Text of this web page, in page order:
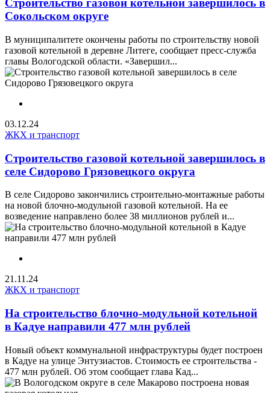
Строительство газовой котельной завершилось в
Сокольском округе
В муниципалитете окончены работы по строительству новой
газовой котельной в деревне Литеге, сообщает пресс-служба
главы Вологодской области. «Завершил...
03.12.24
ЖКХ и транспорт
Строительство газовой котельной завершилось в
селе Сидорово Грязовецкого округа
В селе Сидорово закончились строительно-монтажные работы
на новой блочно-модульной газовой котельной. На ее
возведение направлено более 38 миллионов рублей и...
21.11.24
ЖКХ и транспорт
На строительство блочно-модульной котельной
в Кадуе направили 477 млн рублей
Новый объект коммунальной инфраструктуры будет построен
в Кадуе на улице Энтузиастов. Стоимость ее строительства -
477 млн рублей. Об этом сообщает глава Кад...